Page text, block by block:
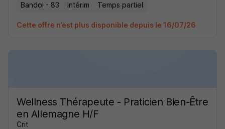
Bandol - 83 Intérim Temps partiel
Cette offre n’est plus disponible depuis le 16/07/26
Wellness Thérapeute - Praticien Bien-Être
en Allemagne H/F
Crit